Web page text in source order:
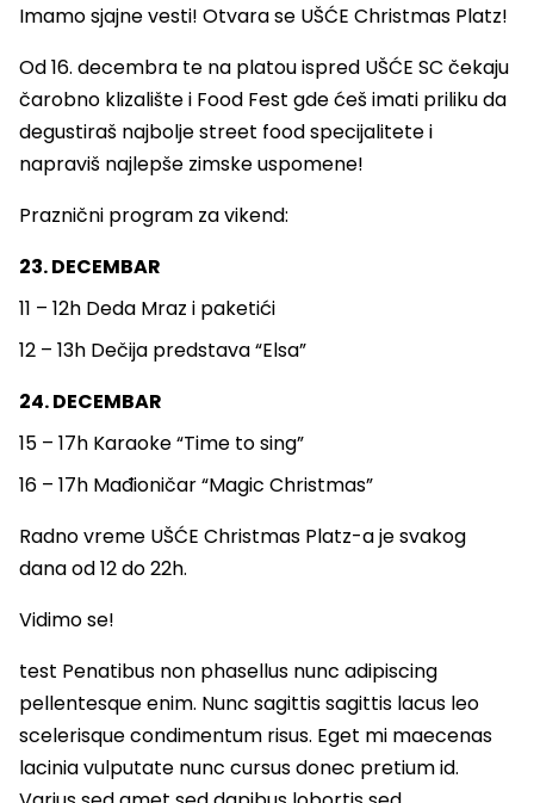
Imamo sjajne vesti! Otvara se UŠĆE Christmas Platz!
Od 16. decembra te na platou ispred UŠĆE SC čekaju
čarobno klizalište i Food Fest gde ćeš imati priliku da
degustiraš najbolje street food specijalitete i
napraviš najlepše zimske uspomene!
Praznični program za vikend:
23. DECEMBAR
11 – 12h Deda Mraz i paketići
12 – 13h Dečija predstava “Elsa”
24. DECEMBAR
15 – 17h Karaoke “Time to sing”
16 – 17h Mađioničar “Magic Christmas”
Radno vreme UŠĆE Christmas Platz-a je svakog
dana od 12 do 22h.
Vidimo se!
test Penatibus non phasellus nunc adipiscing
pellentesque enim. Nunc sagittis sagittis lacus leo
scelerisque condimentum risus. Eget mi maecenas
lacinia vulputate nunc cursus donec pretium id.